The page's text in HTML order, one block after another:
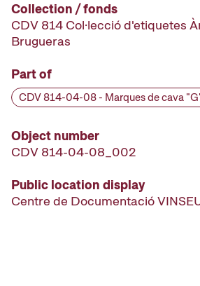
Collection / fonds
CDV 814 Col·lecció d'etiquetes
Brugueras
Part of
Object number
CDV 814-04-08_002
Public location display
Centre de Documentació